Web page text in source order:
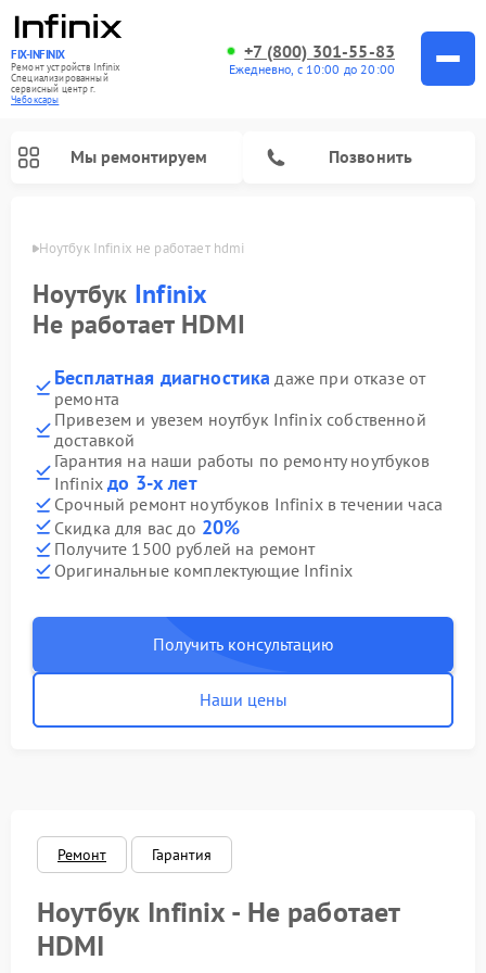
FIX-INFINIX
Ремонт устройств Infinix
Специализированный
cервисный центр г.
Чебоксары
+7 (800) 301-55-83
Ежедневно, с 10:00 до 20:00
Мы ремонтируем Позвонить
Ноутбук Infinix не работает hdmi
Ноутбук Infinix
Не работает HDMI
Бесплатная диагностика даже при отказе от
ремонта
Привезем и увезем ноутбук Infinix собственной
доставкой
Гарантия на наши работы по ремонту ноутбуков
Infinixдо 3-х лет
Срочный ремонт ноутбуков Infinix в течении часа
Скидка для вас до 20%
Получите 1500 рублей на ремонт
Оригинальные комплектующие Infinix
Получить консультацию
Наши цены
Ремонт Гарантия
Ноутбук Infinix - Не работает
HDMI